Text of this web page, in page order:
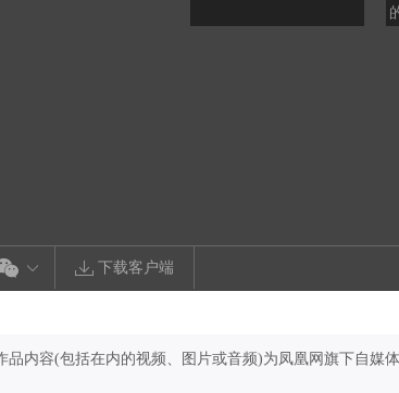
下载客户端
品内容(包括在内的视频、图片或音频)为凤凰网旗下自媒